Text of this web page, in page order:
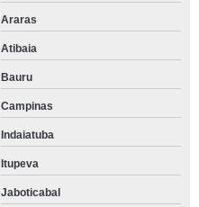
Araras
Atibaia
Bauru
Campinas
Indaiatuba
Itupeva
Jaboticabal